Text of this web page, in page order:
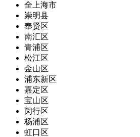
全上海市
崇明县
奉贤区
南汇区
青浦区
松江区
金山区
浦东新区
嘉定区
宝山区
闵行区
杨浦区
虹口区